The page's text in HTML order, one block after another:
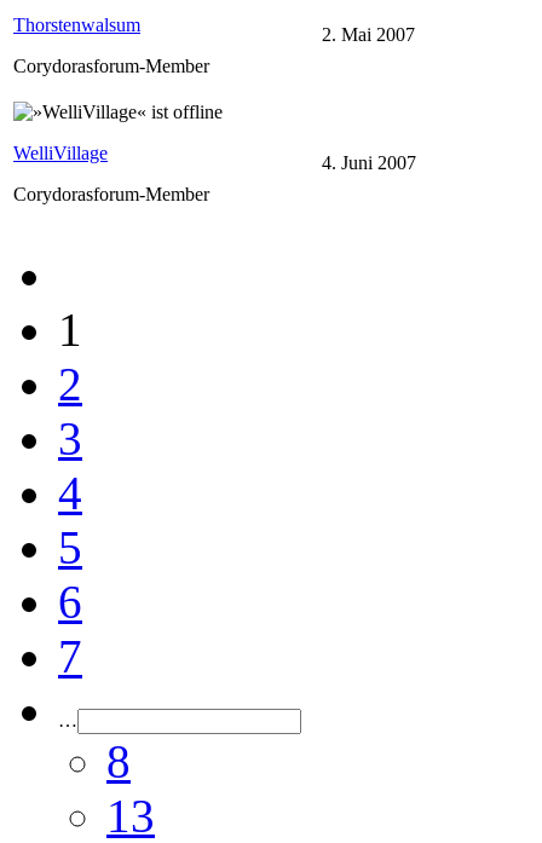
Thorstenwalsum
Corydorasforum-Member
2. Mai 2007
WelliVillage
Corydorasforum-Member
4. Juni 2007
1
2
3
4
5
6
7
…
8
13